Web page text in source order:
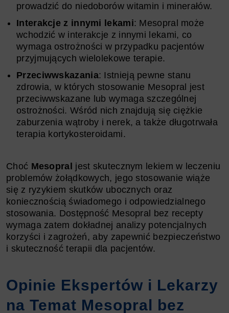
prowadzić do niedoborów witamin i minerałów.
Interakcje z innymi lekami: Mesopral może
wchodzić w interakcje z innymi lekami, co
wymaga ostrożności w przypadku pacjentów
przyjmujących wielolekowe terapie.
Przeciwwskazania: Istnieją pewne stanu
zdrowia, w których stosowanie Mesopral jest
przeciwwskazane lub wymaga szczególnej
ostrożności. Wśród nich znajdują się ciężkie
zaburzenia wątroby i nerek, a także długotrwała
terapia kortykosteroidami.
Choć Mesopral jest skutecznym lekiem w leczeniu
problemów żołądkowych, jego stosowanie wiąże
się z ryzykiem skutków ubocznych oraz
koniecznością świadomego i odpowiedzialnego
stosowania. Dostępność Mesopral bez recepty
wymaga zatem dokładnej analizy potencjalnych
korzyści i zagrożeń, aby zapewnić bezpieczeństwo
i skuteczność terapii dla pacjentów.
Opinie Ekspertów i Lekarzy
na Temat Mesopral bez